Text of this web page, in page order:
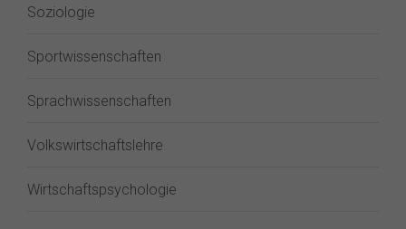
Soziologie
Sportwissenschaften
Sprachwissenschaften
Volkswirtschaftslehre
Wirtschaftspsychologie